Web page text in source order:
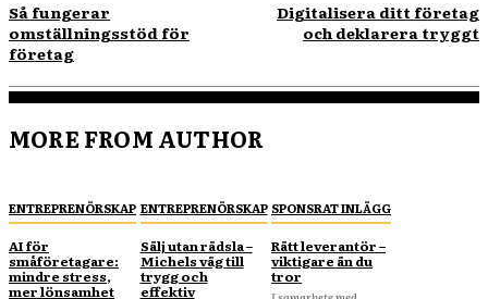
Så fungerar
omställningsstöd för
företag
Digitalisera ditt företag
och deklarera tryggt
MORE FROM AUTHOR
ENTREPRENÖRSKAP
AI för
småföretagare:
mindre stress,
mer lönsamhet
ENTREPRENÖRSKAP
Sälj utan rädsla –
Michels väg till
trygg och
effektiv
SPONSRAT INLÄGG
Rätt leverantör –
viktigare än du
tror